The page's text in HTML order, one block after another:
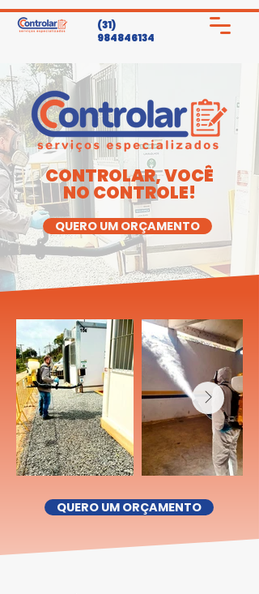
(31)
984846134
CONTROLAR, VOCÊ
NO CONTROLE!
QUERO UM ORÇAMENTO
QUERO UM ORÇAMENTO